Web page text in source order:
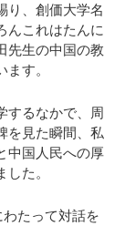
り、創価大学名
んこれはたんに
先生の中国の教
す。
するなかで、周
を見た瞬間、私
中国人民への厚
た。
たって対話を